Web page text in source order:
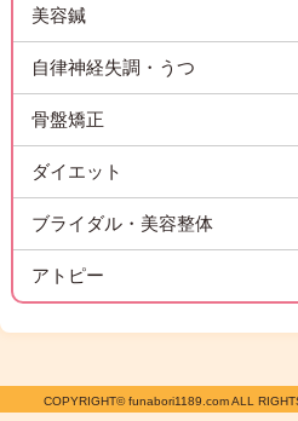
美容鍼
自律神経失調・うつ
骨盤矯正
ダイエット
ブライダル・美容整体
アトピー
COPYRIGHT© funabori1189.com ALL